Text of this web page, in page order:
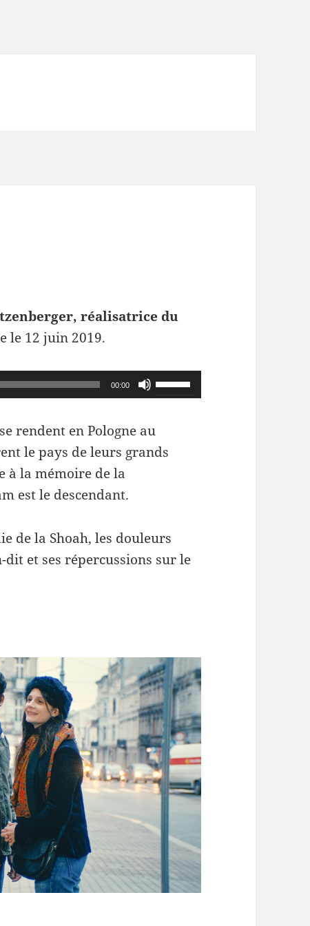
réalisatrice du
le 12 juin 2019.
00:00
Utilisez
les
haut/bas
rendent en Pologne au
le pays de leurs grands
à la mémoire de la
est le descendant.
de la Shoah, les douleurs
et ses répercussions sur le